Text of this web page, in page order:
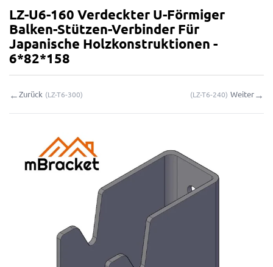
Über uns
Kontakt
Online-Anfrage
Meine Anfragen
LZ-U6-160 Verdeckter U-Förmiger
Balken-Stützen-Verbinder Für
Japanische Holzkonstruktionen -
6*82*158
←Zurück (LZ-T6-300) (LZ-T6-240) Weiter→